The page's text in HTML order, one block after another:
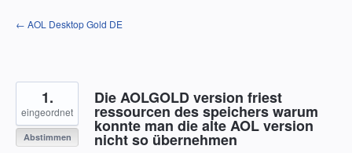
Zum
Inhalt
← AOL Desktop Gold DE
Die AOLGOLD version friest
ressourcen des speichers warum
konnte man die alte AOL version
nicht so übernehmen
1.
eingeordnet
Abstimmen